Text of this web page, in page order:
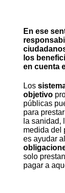
En ese
los
en cuenta
Los
objetivo
públicas
para
la sanidad,
medida del
es ayudar
solo
pagar a